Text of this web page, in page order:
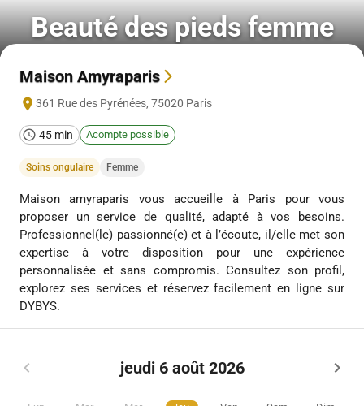
Beauté des pieds femme
Maison Amyraparis
361 Rue des Pyrénées, 75020 Paris
45 min Acompte possible
Soins ongulaire Femme
Maison amyraparis vous accueille à Paris pour vous
proposer un service de qualité, adapté à vos besoins.
Professionnel(le) passionné(e) et à l’écoute, il/elle met son
expertise à votre disposition pour une expérience
personnalisée et sans compromis. Consultez son profil,
explorez ses services et réservez facilement en ligne sur
DYBYS.
jeudi 6 août 2026